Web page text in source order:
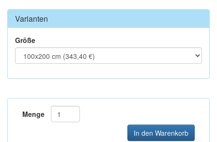
Varianten
Größe
Menge
In den Warenkorb